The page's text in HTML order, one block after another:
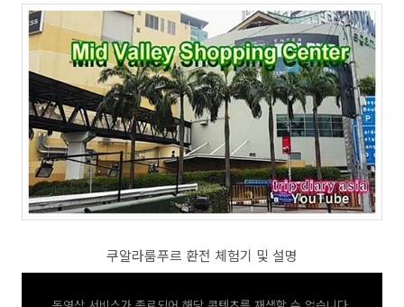
쿠알라룸푸르 환전 체험기 및 설명